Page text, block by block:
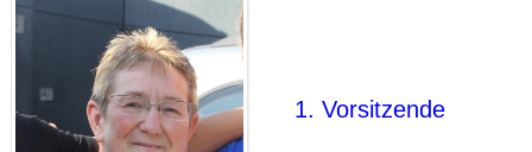
1. Vorsitzende